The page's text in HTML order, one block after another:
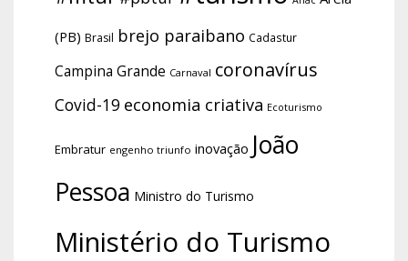
(PB) Brasil brejo paraibano Cadastur
Campina Grande Carnaval coronavírus
Covid-19 economia criativa Ecoturismo
Embratur engenho triunfo inovação João
Pessoa Ministro do Turismo
Ministério do Turismo